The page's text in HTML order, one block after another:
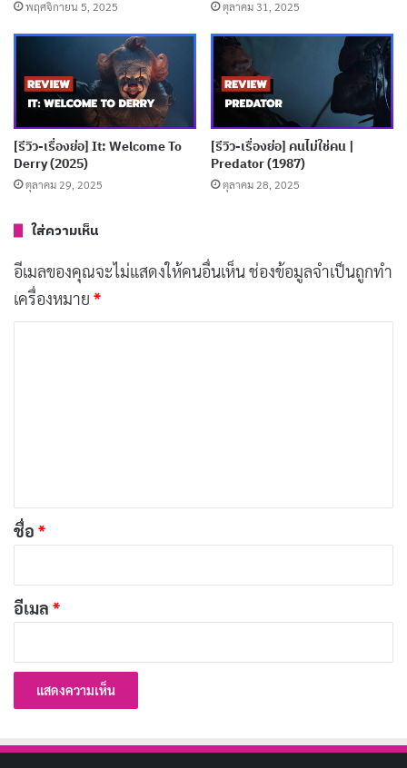
การแสดง
“เทอม 3” นำทีมนักแสดงวัยรุ่นที่กำลังมาแรง นำโดย ตาต้า
วุฒิ, แพรวา ณิชาภัทร และ มาร์ค ศิวัช ทุกคนถ่ายทอด
บทบาทของนักศึกษาผู้หวาดกลัวได้อย่างน่าเชื่อถือ
โปรดักชัน
“เทอม 3” ยกระดับงานสร้างไปอีกขั้นด้วยภาพที่สวยงาม
พฤศจิกายน 5, 2025 ตุลาคม 31, 2025
[รีวิว-เรื่องย่อ] It: Welcome To
Derry (2025)
ตุลาคม 29, 2025
[รีวิว-เรื่องย่อ] คนไม่ใช่คน |
Predator (1987)
ตุลาคม 28, 2025
ใส่ความเห็น
อีเมลของคุณจะไม่แสดงให้คนอื่นเห็นช่องข้อมูลจำเป็นถูกทำ
เครื่องหมาย *
*
ชื่อ *
อีเมล *